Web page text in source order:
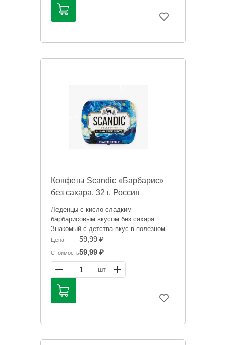
Конфеты Scandic «Барбарис»
без сахара, 32 г, Россия
Леденцы с кисло-сладким
барбарисовым вкусом без сахара.
Знакомый с детства вкус в полезном
исполнении.
Информация на сайте о товарах носит
справочный характер и не является
публичной офертой. Цена может
меняться
Цена 59,99 ₽
Стоимость59,99 ₽
1 шт